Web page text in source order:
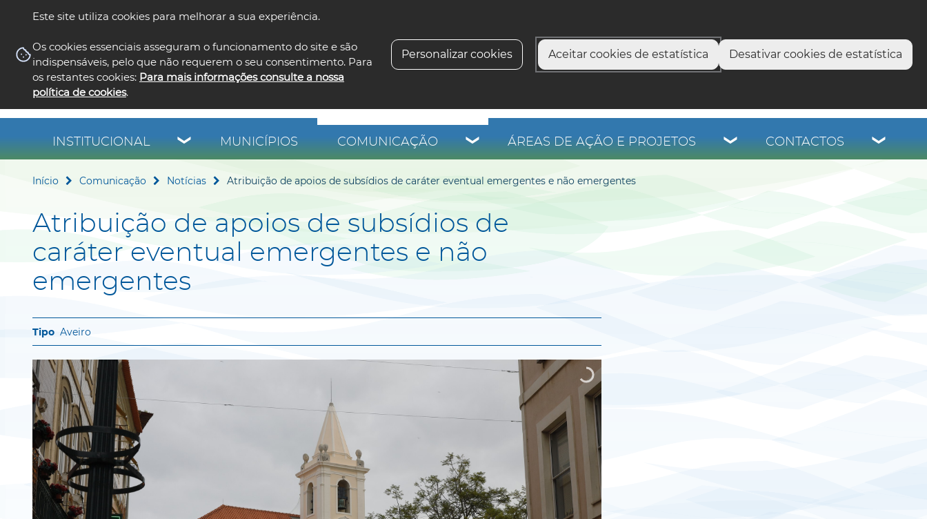
Este site utiliza cookies para melhorar a sua experiência.
Os cookies essenciais asseguram o funcionamento do site e são
indispensáveis, pelo que não requerem o seu consentimento. Para
os restantes cookies: Para mais informações consulte a nossa
política de cookies.
Personalizar cookies Aceitar cookies de estatística Desativar cookies de estatística
INSTITUCIONAL MUNICÍPIOS COMUNICAÇÃO ÁREAS DE AÇÃO E PROJETOS CONTACTOS
Início Comunicação Notícias Atribuição de apoios de subsídios de caráter eventual emergentes e não emergentes
Atribuição de apoios de subsídios de
caráter eventual emergentes e não
emergentes
Aveiro